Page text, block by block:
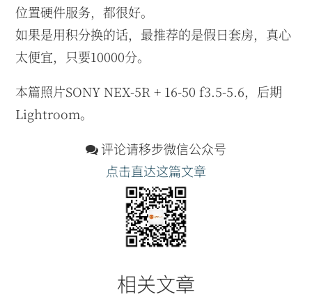
位置硬件服务，都很好。
如果是用积分换的话，最推荐的是假日套房，真心
太便宜，只要10000分。
本篇照片SONY NEX-5R + 16-50 f3.5-5.6，后期
Lightroom。
评论请移步微信公众号
点击直达这篇文章
相关文章